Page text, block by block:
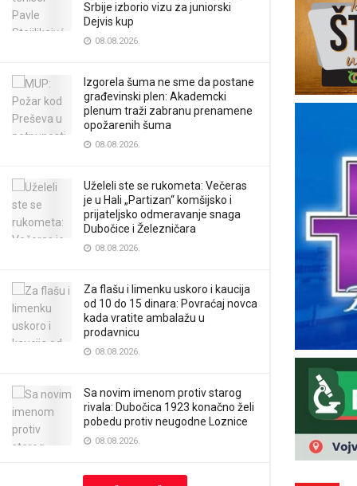
Srbije izborio vizu za juniorski
Dejvis kup
08.08.2026.
Izgorela šuma ne sme da postane
građevinski plen: Akademcki
plenum traži zabranu prenamene
opožarenih šuma
08.08.2026.
Uželeli ste se rukometa: Večeras
je u Hali „Partizan“ komšijsko i
prijateljsko odmeravanje snaga
Dubočice i Železničara
08.08.2026.
Za flašu i limenku uskoro i kaucija
od 10 do 15 dinara: Povraćaj novca
kada vratite ambalažu u
prodavnicu
08.08.2026.
Sa novim imenom protiv starog
rivala: Dubočica 1923 konačno želi
pobedu protiv neugodne Loznice
08.08.2026.